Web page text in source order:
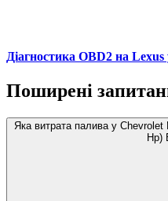
Діагностика OBD2 на
Поширені
Яка витрата палива у
Hp)